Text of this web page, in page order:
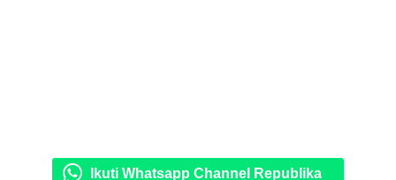
Ikuti Whatsapp Channel Republika